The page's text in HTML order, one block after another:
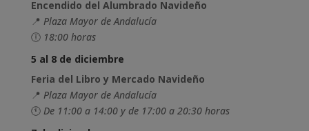
Encendido del Alumbrado Navideño
📍 Plaza Mayor de Andalucía
🕕 18:00 horas
5 al 8 de diciembre
Feria del Libro y Mercado Navideño
📍 Plaza Mayor de Andalucía
🕚 De 11:00 a 14:00 y de 17:00 a 20:30 horas